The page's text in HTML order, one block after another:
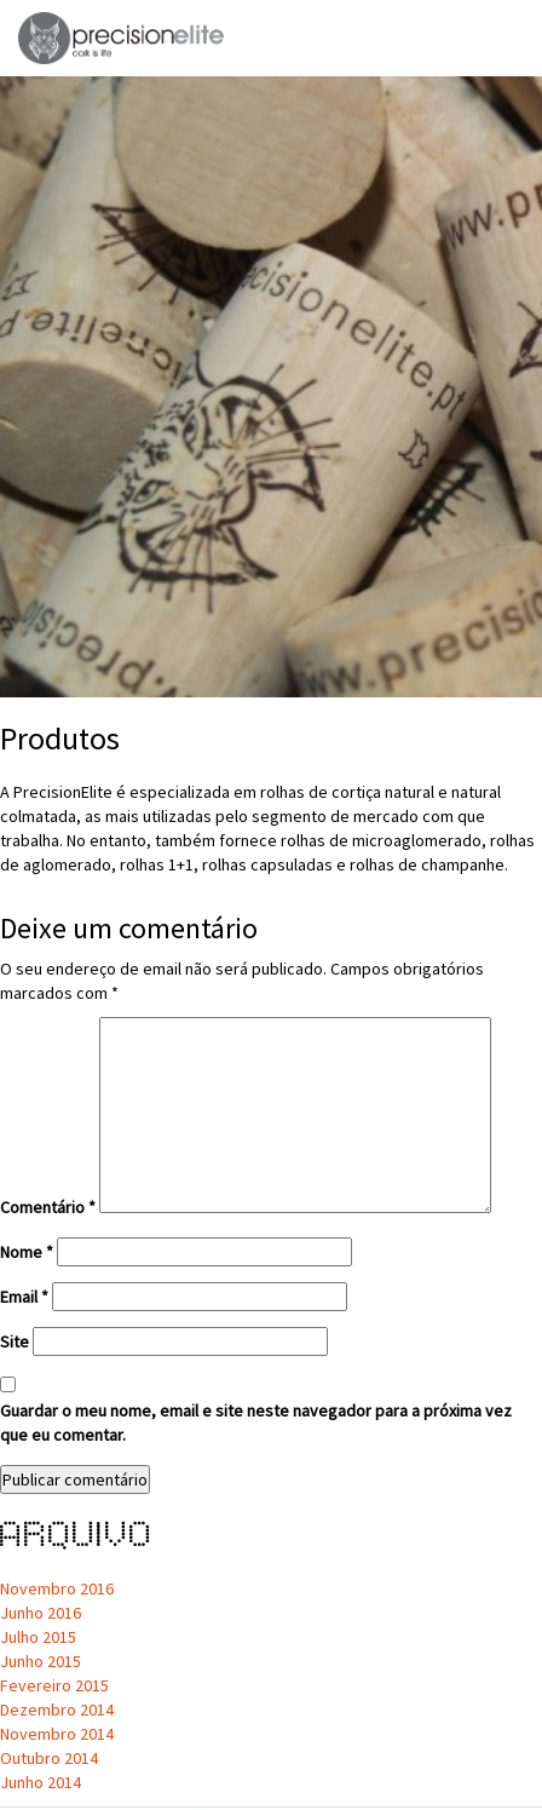
Produtos
A PrecisionElite é especializada em rolhas de cortiça natural e natural
colmatada, as mais utilizadas pelo segmento de mercado com que
trabalha. No entanto, também fornece rolhas de microaglomerado, rolhas
de aglomerado, rolhas 1+1, rolhas capsuladas e rolhas de champanhe.
Deixe um comentário
O seu endereço de email não será publicado. Campos obrigatórios
marcados com *
Comentário*
Nome*
Email*
Site
Guardar o meu nome, email e site neste navegador para a próxima vez
que eu comentar.
Arquivo
Novembro 2016
Junho 2016
Julho 2015
Junho 2015
Fevereiro 2015
Dezembro 2014
Novembro 2014
Outubro 2014
Junho 2014